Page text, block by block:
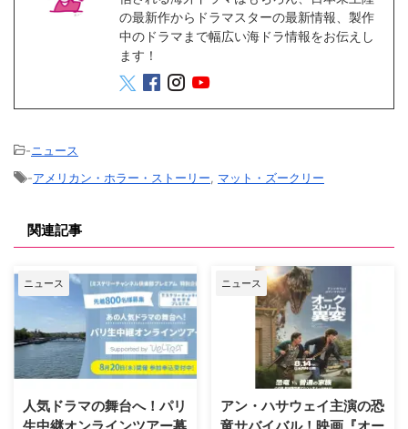
の最新作からドラマスターの最新情報、製作
中のドラマまで幅広い海ドラ情報をお伝えし
ます！
-ニュース
-アメリカン・ホラー・ストーリー マット・ズークリー
関連記事
ニュース
人気ドラマの舞台へ！パリ
ニュース
アン・ハサウェイ主演の恐